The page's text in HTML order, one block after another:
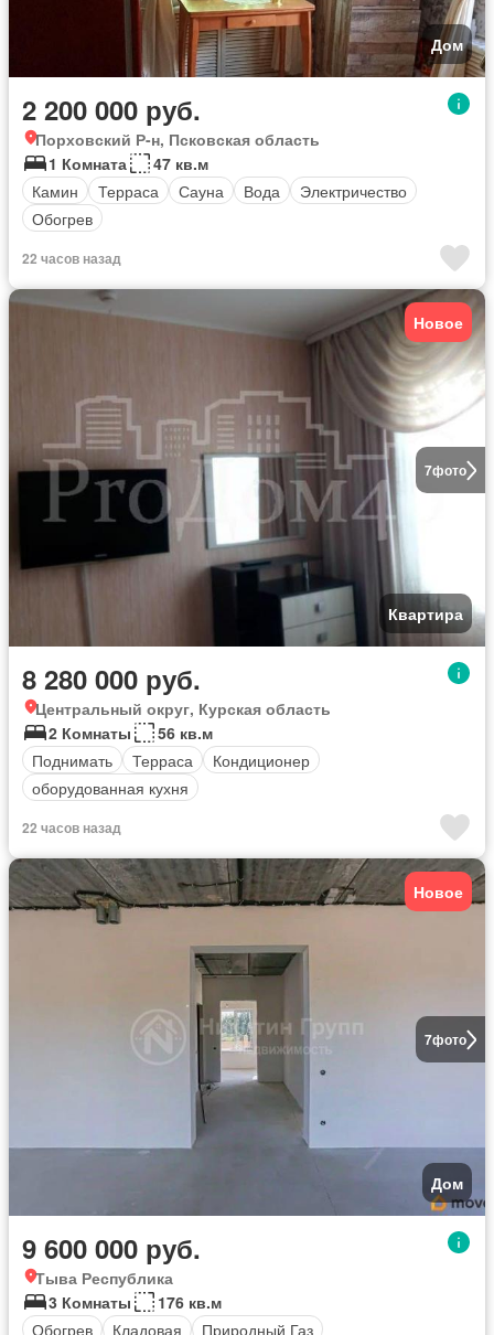
Дом
2 200 000 руб.
Порховский Р-н, Псковская область
1 Комната
47 кв.м
Камин
Терраса Сауна Вода
Электричество
Обогрев
22 часов назад
7фото
Новое
Квартира
8 280 000 руб.
Центральный округ, Курская область
2 Комнаты
56 кв.м
Поднимать
Терраса
Кондиционер
оборудованная кухня
22 часов назад
7фото
Новое
Дом
9 600 000 руб.
Тыва Республика
3 Комнаты
176 кв.м
Обогрев
Кладовая Природный Газ